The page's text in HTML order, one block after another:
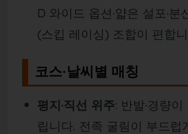
D 와이드 옵션·얇은 설포·분
(스킵 레이싱) 조합이 편합
코스·날씨별 매칭
평지·직선 위주: 반발·경량
립니다. 전족 굴림이 부드럽